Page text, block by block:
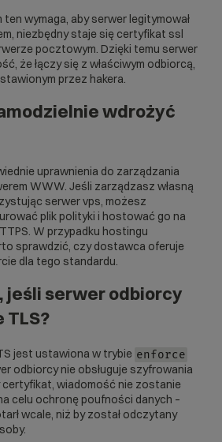
wymaga, aby serwer legitymował
niezbędny staje się certyfikat ssl
pocztowym. Dzięki temu serwer
że łączy się z właściwym odbiorcą,
przez hakera.
wdrożyć
uprawnienia do zarządzania
WWW. Jeśli zarządzasz własną
serwer vps, możesz
plik polityki i hostować go na
W przypadku hostingu
sprawdzić, czy dostawca oferuje
dla tego standardu.
jeśli serwer odbiorcy
TLS?
jest ustawiona w trybie enforce
odbiorcy nie obsługuje szyfrowania
certyfikat, wiadomość nie zostanie
celu ochronę poufności danych –
wcale, niż by został odczytany